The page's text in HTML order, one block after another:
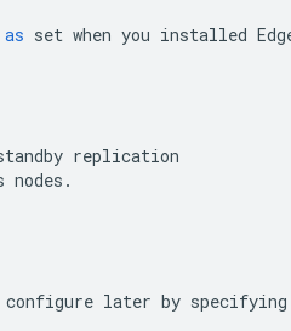
as set when you installed
replication
nodes .
configure later by specifying